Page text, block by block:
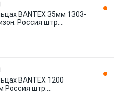
BANTEX 35мм 1303-
Россия штр.
BANTEX 1200
штр.
871114